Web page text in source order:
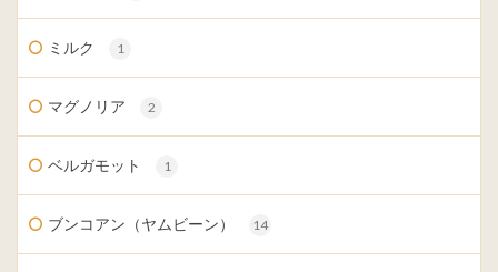
ミルク 1
マグノリア 2
ベルガモット 1
ブンコアン（ヤムビーン） 14